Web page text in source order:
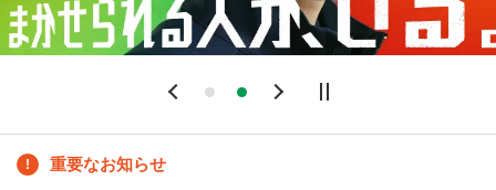
重要なお知らせ